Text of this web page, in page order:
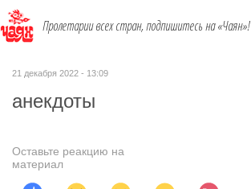
Пролетарии всех стран, подпишитесь на «Чаян»!
21 декабря 2022 - 13:09
анекдоты
Оставьте реакцию на
материал